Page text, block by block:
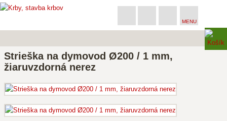
MENU
Strieška na dymovod Ø200 / 1 mm,
žiaruvzdorná nerez